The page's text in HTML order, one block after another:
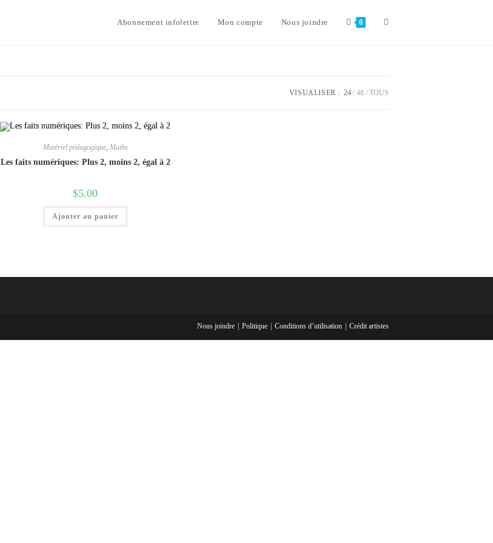
Abonnement infolettre Mon compte Nous joindre 0 Toggle
VISUALISER : 24 48 TOUS
Matériel pédagogique, Maths
Les faits numériques: Plus 2, moins 2, égal à 2
$5.00
Ajouter au panier
Nous joindre Politique Conditions d’utilisation Crédit artistes